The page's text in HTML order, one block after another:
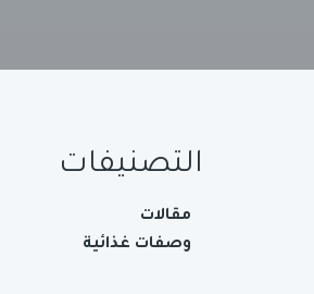
التصنيفات
مقالات
وصفات غذائية